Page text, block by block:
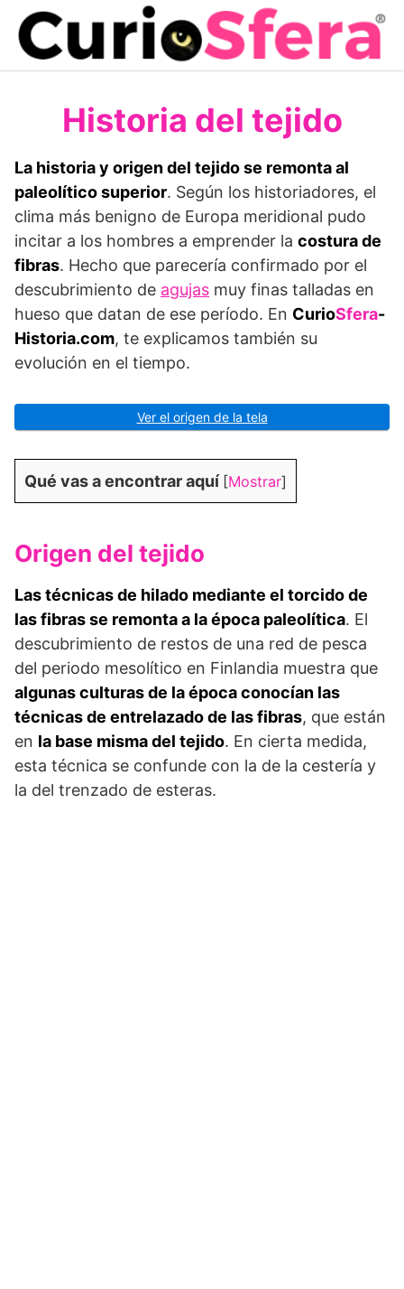
Saltar
contenido
Historia del tejido
La historia y origen del tejido se remonta al
paleolítico superior. Según los historiadores, el
clima más benigno de Europa meridional pudo
incitar a los hombres a emprender la costura de
fibras. Hecho que parecería confirmado por el
descubrimiento de agujas muy finas talladas en
hueso que datan de ese período. En CurioSfera-
Historia.com, te explicamos también su
evolución en el tiempo.
Ver el origen de la tela
Qué vas a encontrar aquí [Mostrar]
Origen del tejido
Las técnicas de hilado mediante el torcido de
las fibras se remonta a la época paleolítica. El
descubrimiento de restos de una red de pesca
del periodo mesolítico en Finlandia muestra que
algunas culturas de la época conocían las
técnicas de entrelazado de las fibras, que están
en la base misma del tejido. En cierta medida,
esta técnica se confunde con la de la cestería y
la del trenzado de esteras.